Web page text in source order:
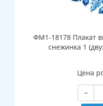
ФМ1-18178 Плакат
снежинка 1
Цена
−